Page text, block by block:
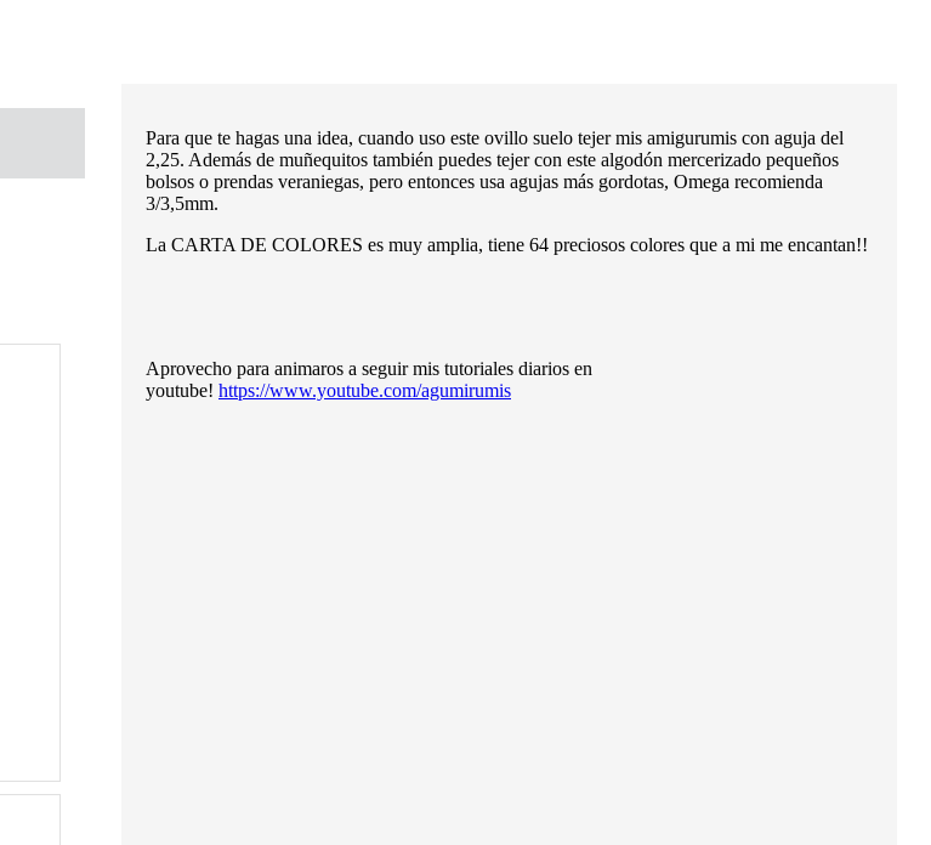
Para que te hagas una idea, cuando uso este ovillo suelo tejer mis amigurumis con aguja del
2,25. Además de muñequitos también puedes tejer con este algodón mercerizado pequeños
bolsos o prendas veraniegas, pero entonces usa agujas más gordotas, Omega recomienda
3/3,5mm.
La CARTA DE COLORES es muy amplia, tiene 64 preciosos colores que a mi me encantan!!
Aprovecho para animaros a seguir mis tutoriales diarios en
youtube! https://www.youtube.com/agumirumis